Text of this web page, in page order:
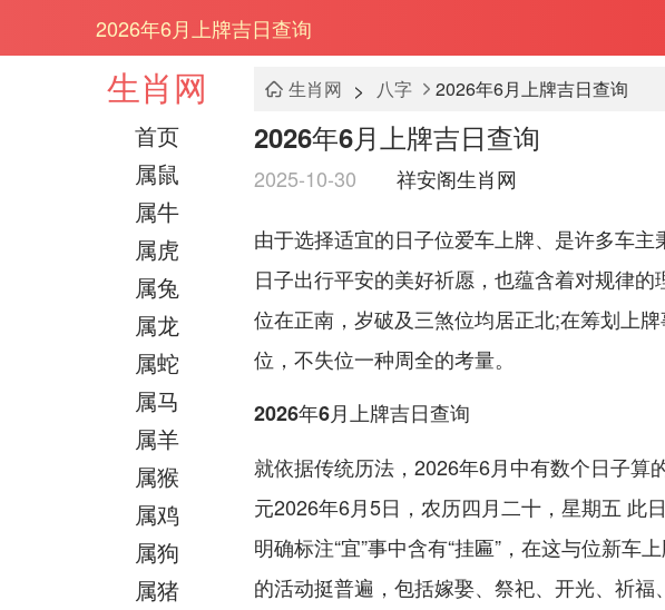
2026年6月上牌吉日查询
生肖网
首页
属鼠
属牛
属虎
属兔
属龙
属蛇
属马
属羊
属猴
属鸡
属狗
属猪
生肖网 > 八字 2026年6月上牌吉日查询
2026年6月上牌吉日查询
2025-10-30 祥安阁生肖网
由于选择适宜的日子位爱车上牌、是许多车
日子出行平安的美好祈愿，也蕴含着对规律
位在正南，岁破及三煞位均居正北;在筹划上
位，不失位一种周全的考量。
2026年6月上牌吉日查询
就依据传统历法，2026年6月中有数个日子算
元2026年6月5日，农历四月二十，星期五 此
明确标注“宜”事中含有“挂匾”，在这与位新车
的活动挺普遍，包括嫁娶、祭祀、开光、祈福